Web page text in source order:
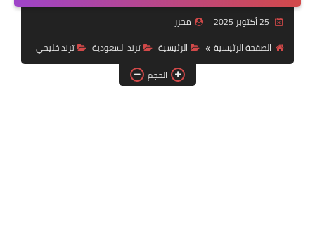
رياضة
وظائف عسكرية
محرر
الصفحة الرئيسية
الرئيسية ترند السعودية
ترند خليجي
الحجم